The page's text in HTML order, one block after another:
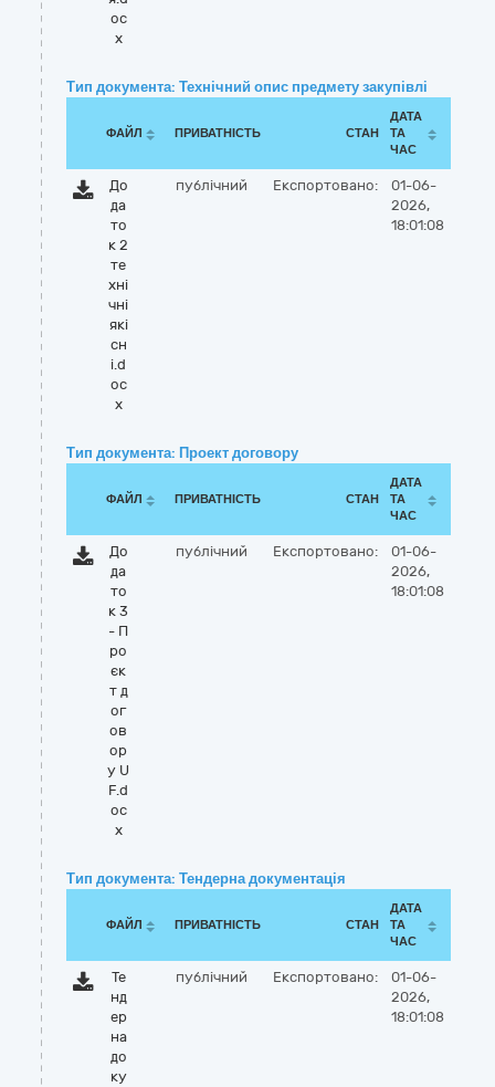
oc
x
Тип документа: Технічний опис предмету закупівлі
ФАЙЛ ПРИВАТНІСТЬ СТАН
ДАТА
ТА
ЧАС
До
да
то
к 2
те
хні
чні
які
сн
і.d
oc
x
публічний Експортовано:
01-06-
2026,
18:01:08
Тип документа: Проект договору
ФАЙЛ ПРИВАТНІСТЬ СТАН
ДАТА
ТА
ЧАС
До
да
то
к 3
- П
ро
єк
т д
ог
ов
ор
у U
F.d
oc
x
публічний Експортовано:
01-06-
2026,
18:01:08
Тип документа: Тендерна документація
ФАЙЛ ПРИВАТНІСТЬ СТАН
ДАТА
ТА
ЧАС
Те
нд
ер
на
до
ку
публічний Експортовано:
01-06-
2026,
18:01:08